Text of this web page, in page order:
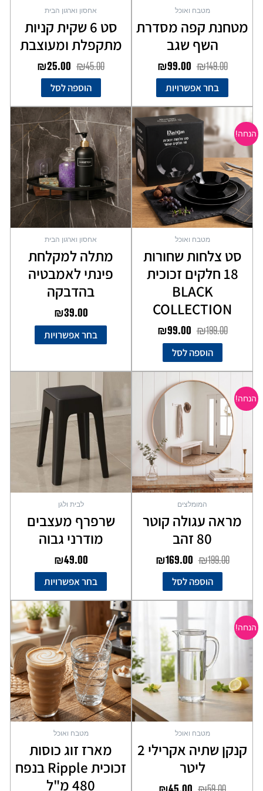
מטבח ואוכל
מטחנת קפה מסדרת
השף שגב
₪149.00
₪99.00
בחר אפשרויות
אחסון וארגון הבית
סט 6 שקית קניות
מתקפלת ומעוצבת
₪45.00
₪25.00
הוספה לסל
הנחה!
מטבח ואוכל
סט צלחות שחורות
18 חלקים זכוכית
BLACK
COLLECTION
₪199.00
המחיר
המקורי
היה:
₪199.00.
₪99.00
המחיר
הנוכחי
הוא:
₪99.00.
הוספה לסל
אחסון וארגון הבית
מתלה למקלחת
פינתי לאמבטיה
בהדבקה
₪39.00
בחר אפשרויות
למוצר
זה
יש
מספר
סוגים.
ניתן
לבחור
את
בעמוד
הנחה!
המומלצים
מראה עגולה קוטר
80 זהב
₪199.00
המחיר
המקורי
היה:
₪199.00.
₪169.00
הנוכחי
הוא:
₪169.00.
הוספה לסל
לבית ולגן
שרפרף מעצבים
מודרני גבוה
₪49.00
בחר אפשרויות
סוגים.
בעמוד
הנחה!
מטבח ואוכל
קנקן שתיה אקרילי 2
ליטר
המקורי
היה:
₪59.00.
המחיר
הנוכחי
₪45.00.
מטבח ואוכל
מארז זוג כוסות
זכוכית Ripple בנפח
480 מ"ל